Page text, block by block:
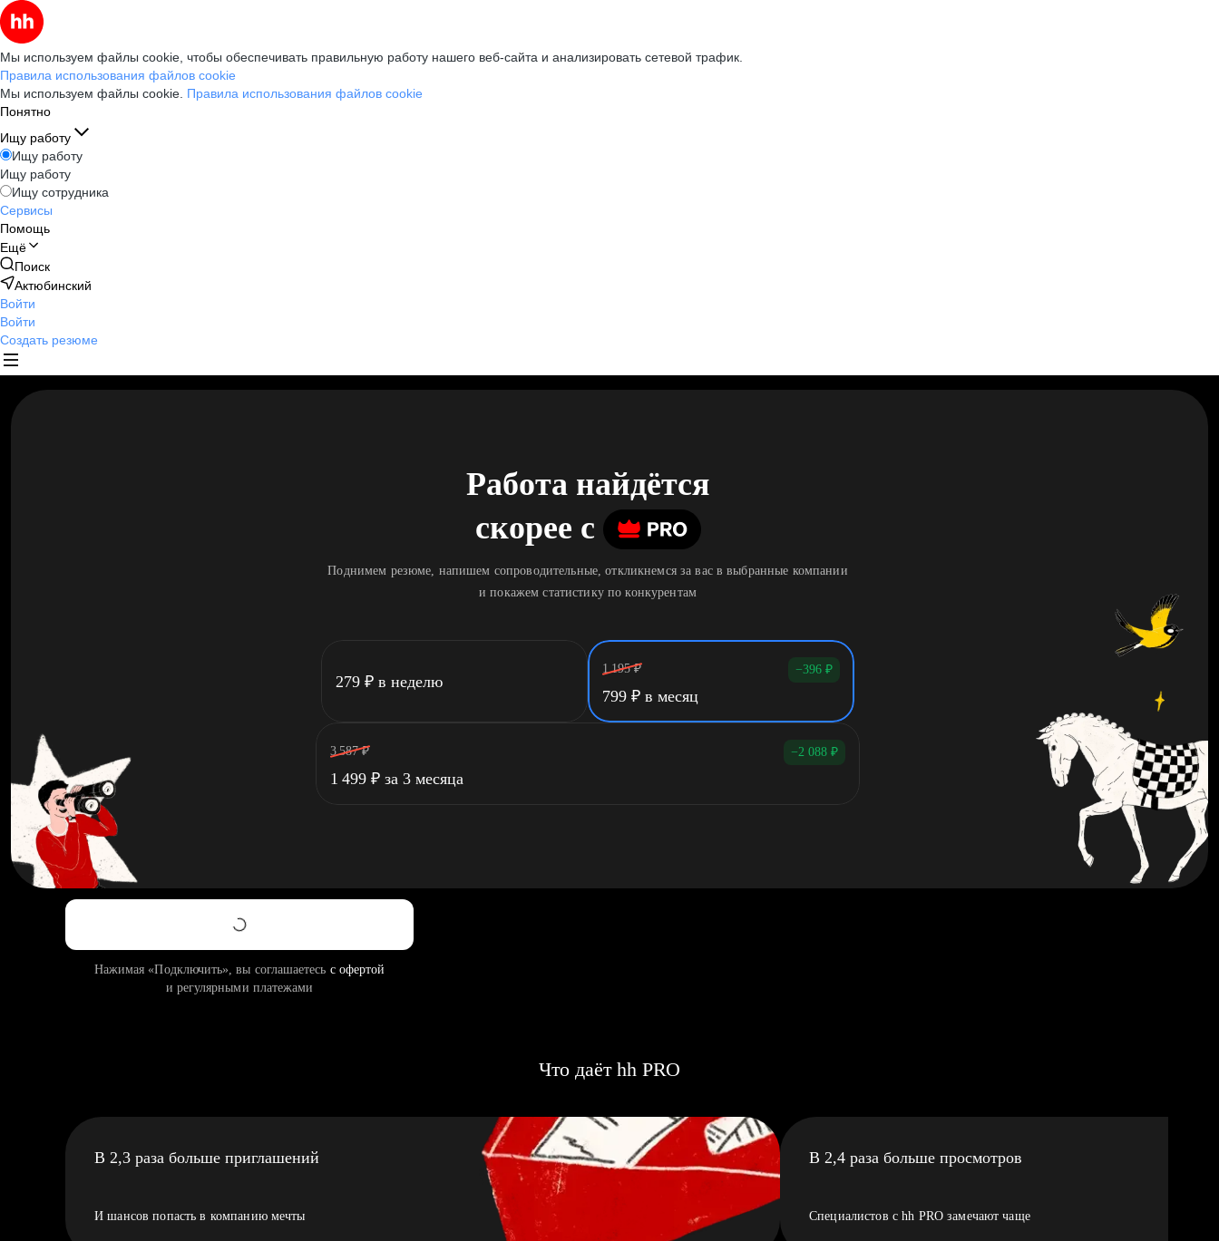
Мы используем файлы cookie, чтобы обеспечивать правильную работу нашего веб-сайта и анализировать сетевой трафик.
Правила использования файлов cookie
Мы используем файлы cookie. Правила использования файлов cookie
Понятно
Ищу работу
Ищу работу
Ищу работу
Ищу сотрудника
Сервисы
Помощь
Ещё
Поиск
Актюбинский
Войти
Войти
Создать резюме
Работа найдётся
скорее c
Поднимем резюме, напишем сопроводительные, откликнемся за вас в выбранные компании
и покажем статистику по конкурентам
279 ₽ в неделю
1 195 ₽ −396 ₽
799 ₽ в месяц
3 587 ₽ −2 088 ₽
1 499 ₽ за 3 месяца
Нажимая «Подключить», вы соглашаетесь с офертой
и регулярными платежами
Что даёт hh PRO
В 2,3 раза больше приглашений
И шансов попасть в компанию мечты
В 2,4 раза больше просмотров
Специалистов с hh PRO замечают чаще